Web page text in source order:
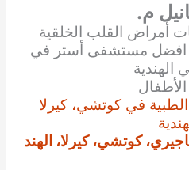
م.
أمراض القلب الخلقية
افضل مستشفى أستر في
الهندية
في كوتشي، كيرلا
كوتشي، كيرلا، الهند